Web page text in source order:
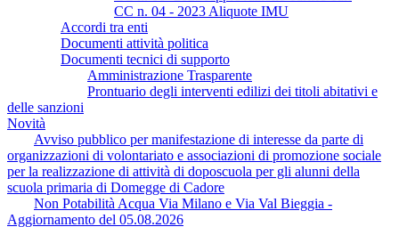
CC n. 04 - 2023 Aliquote IMU
Accordi tra enti
Documenti attività politica
Documenti tecnici di supporto
Amministrazione Trasparente
Prontuario degli interventi edilizi dei titoli abitativi e
delle sanzioni
Novità
Avviso pubblico per manifestazione di interesse da parte di
organizzazioni di volontariato e associazioni di promozione sociale
per la realizzazione di attività di doposcuola per gli alunni della
scuola primaria di Domegge di Cadore
Non Potabilità Acqua Via Milano e Via Val Bieggia -
Aggiornamento del 05.08.2026